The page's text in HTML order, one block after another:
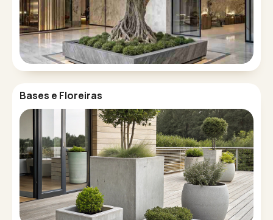
Bases e Floreiras